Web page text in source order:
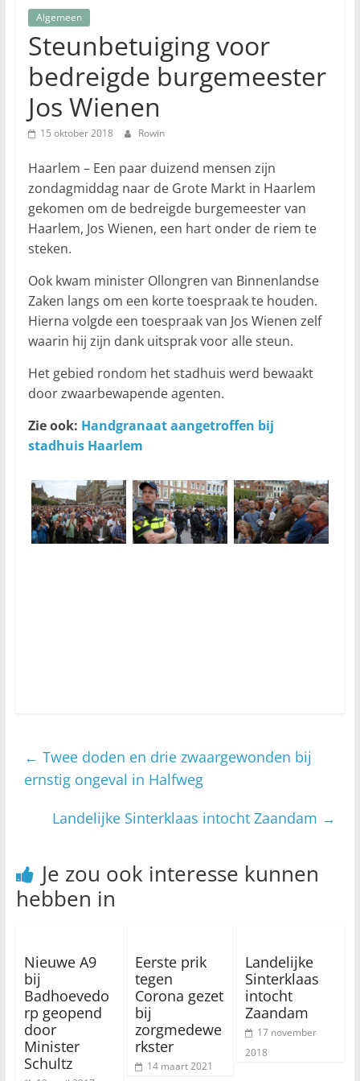
Algemeen
Steunbetuiging voor
bedreigde burgemeester
Jos Wienen
15 oktober 2018 Rowin
Haarlem – Een paar duizend mensen zijn
zondagmiddag naar de Grote Markt in Haarlem
gekomen om de bedreigde burgemeester van
Haarlem, Jos Wienen, een hart onder de riem te
steken.
Ook kwam minister Ollongren van Binnenlandse
Zaken langs om een korte toespraak te houden.
Hierna volgde een toespraak van Jos Wienen zelf
waarin hij zijn dank uitsprak voor alle steun.
Het gebied rondom het stadhuis werd bewaakt
door zwaarbewapende agenten.
Zie ook: Handgranaat aangetroffen bij
stadhuis Haarlem
← Twee doden en drie zwaargewonden bij
ernstig ongeval in Halfweg
Landelijke Sinterklaas intocht Zaandam →
Je zou ook interesse kunnen
hebben in
Nieuwe A9
bij
Badhoevedo
rp geopend
door
Minister
Schultz
Eerste prik
tegen
Corona gezet
bij
zorgmedewe
rkster
14 maart 2021
Landelijke
Sinterklaas
intocht
Zaandam
17 november
2018